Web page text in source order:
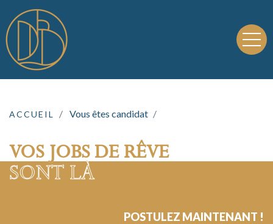
ACCUEIL Vous êtes candidat
VOS JOBS DE RÊVE
SONT LÀ
POSTULEZ MAINTENANT !